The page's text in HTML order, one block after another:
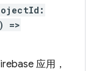
=>
应用，